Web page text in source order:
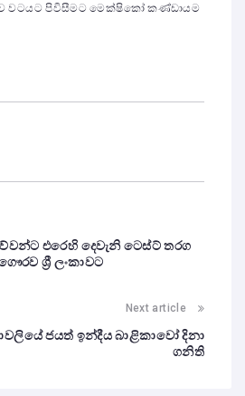
වටයට පිවිසීමට මෙක්ෂිකෝ කණ්ඩායම
එරෙහි දෙවැනි ටෙස්ට් තරග
ශ්‍රී ලංකාවට
Next article
ජයත් ඉන්දීය බාළිකාවෝ දිනා
ගනිති